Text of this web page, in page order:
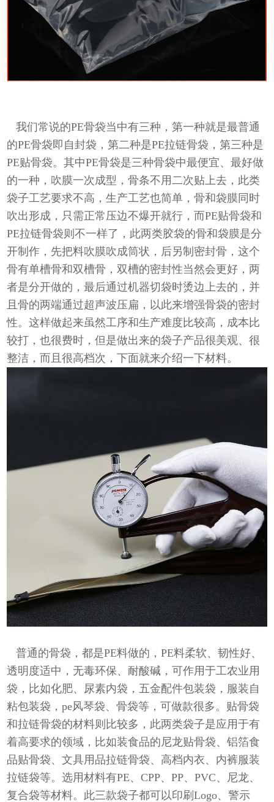
我们常说的PE骨袋当中有三种，第一种就是最普通
的PE骨袋即自封袋，第二种是PE拉链骨袋，第三种是
PE贴骨袋。其中PE骨袋是三种骨袋中最便宜、最好做
的一种，吹膜一次成型，骨条不用二次贴上去，此类
袋子工艺要求不高，生产工艺也简单，骨和袋膜同时
吹出形成，只需正常压边不爆开就行，而PE贴骨袋和
PE拉链骨袋则不一样了，此两类胶袋的骨和袋膜是分
开制作，先把料吹膜吹成筒状，后另制密封骨，这个
骨有单槽骨和双槽骨，双槽的密封性当然会更好，两
者是分开做的，最后通过机器切袋时烫边上去的，并
且骨的两端通过超声波压扁，以此来增强骨袋的密封
性。这样做起来虽然工序和生产难度比较高，成本比
较打，也很费时，但是做出来的袋子产品很美观、很
整洁，而且很高档次，下面就来介绍一下材料。
普通的骨袋，都是PE料做的，PE料柔软、韧性好、
透明度适中，无毒环保、耐酸碱，可作用于工农业用
袋，比如化肥、尿素内袋，五金配件包装袋，服装自
粘包装袋，pe风琴袋、骨袋等，可做款很多。贴骨袋
和拉链骨袋的材料则比较多，此两类袋子是应用于有
着高要求的领域，比如装食品的尼龙贴骨袋、铝箔食
品贴骨袋、文具用品拉链骨袋、高档内衣、内裤服装
拉链袋等。选用材料有PE、CPP、PP、PVC、尼龙、
复合袋等材料。此三款袋子都可以印刷Logo、警示